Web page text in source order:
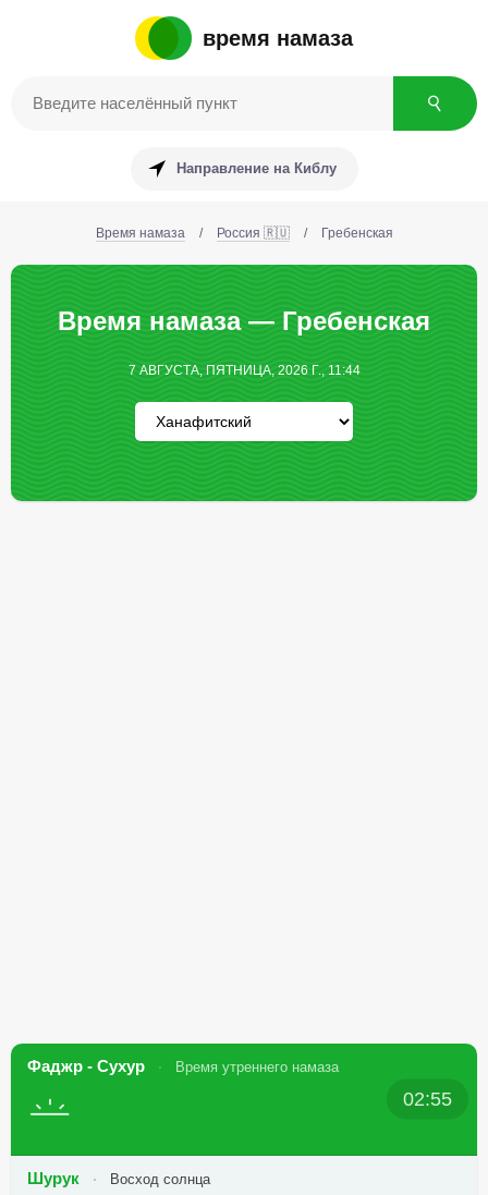
время намаза
Направление на Киблу
Время намаза / Россия 🇷🇺 / Гребенская
Время намаза — Гребенская
7 АВГУСТА, ПЯТНИЦА, 2026 Г., 11:44
Фаджр - Сухур Время утреннего намаза
02:55
Шурук Восход солнца